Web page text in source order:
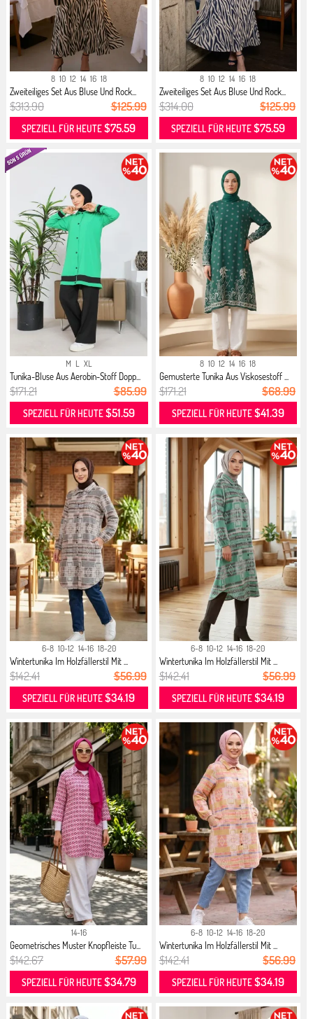
8 10 12 14 16 18
Zweiteiliges Set Aus Bluse Und Rock...
$313.90 $125.99
SPEZIELL FÜR HEUTE$75.59
8 10 12 14 16 18
Zweiteiliges Set Aus Bluse Und Rock...
$314.00 $125.99
SPEZIELL FÜR HEUTE$75.59
M L XL
Tunika-Bluse Aus Aerobin-Stoff Dopp...
$171.21 $85.99
SPEZIELL FÜR HEUTE$51.59
8 10 12 14 16 18
Gemusterte Tunika Aus Viskosestoff ...
$171.21 $68.99
SPEZIELL FÜR HEUTE$41.39
6-8 10-12 14-16 18-20
Wintertunika Im Holzfällerstil Mit ...
$142.41 $56.99
SPEZIELL FÜR HEUTE$34.19
6-8 10-12 14-16 18-20
Wintertunika Im Holzfällerstil Mit ...
$142.41 $56.99
SPEZIELL FÜR HEUTE$34.19
14-16
Geometrisches Muster Knopfleiste Tu...
$142.67 $57.99
SPEZIELL FÜR HEUTE$34.79
6-8 10-12 14-16 18-20
Wintertunika Im Holzfällerstil Mit ...
$142.41 $56.99
SPEZIELL FÜR HEUTE$34.19